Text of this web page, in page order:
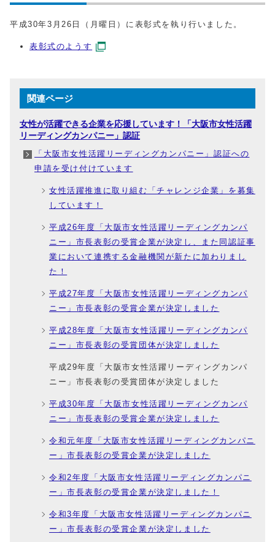
平成30年3月26日（月曜日）に表彰式を執り行いました。
表彰式のようす
関連ページ
女性が活躍できる企業を応援しています！「大阪市女性活躍
リーディングカンパニー」認証
「大阪市女性活躍リーディングカンパニー」認証への
申請を受け付けています
女性活躍推進に取り組む「チャレンジ企業」を募集
しています！
平成26年度「大阪市女性活躍リーディングカンパ
ニー」市長表彰の受賞企業が決定し、また同認証事
業において連携する金融機関が新たに加わりまし
た！
平成27年度「大阪市女性活躍リーディングカンパ
ニー」市長表彰の受賞企業が決定しました
平成28年度「大阪市女性活躍リーディングカンパ
ニー」市長表彰の受賞団体が決定しました
平成29年度「大阪市女性活躍リーディングカンパ
ニー」市長表彰の受賞団体が決定しました
平成30年度「大阪市女性活躍リーディングカンパ
ニー」市長表彰の受賞企業が決定しました
令和元年度「大阪市女性活躍リーディングカンパニ
ー」市長表彰の受賞企業が決定しました
令和2年度「大阪市女性活躍リーディングカンパニ
ー」市長表彰の受賞企業が決定しました！
令和3年度「大阪市女性活躍リーディングカンパニ
ー」市長表彰の受賞企業が決定しました